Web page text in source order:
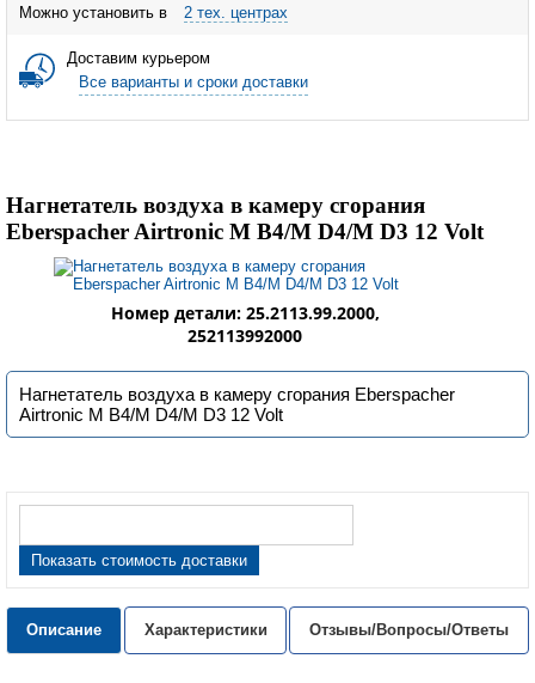
Можно установить в 2 тех. центрах
Доставим курьером
Все варианты и сроки доставки
Нагнетатель воздуха в камеру сгорания
Eberspacher Airtronic M B4/M D4/M D3 12 Volt
Номер детали: 25.2113.99.2000,
252113992000
Нагнетатель воздуха в камеру сгорания Eberspacher
Airtronic M B4/M D4/M D3 12 Volt
Показать стоимость доставки
Описание Характеристики Отзывы/Вопросы/Ответы